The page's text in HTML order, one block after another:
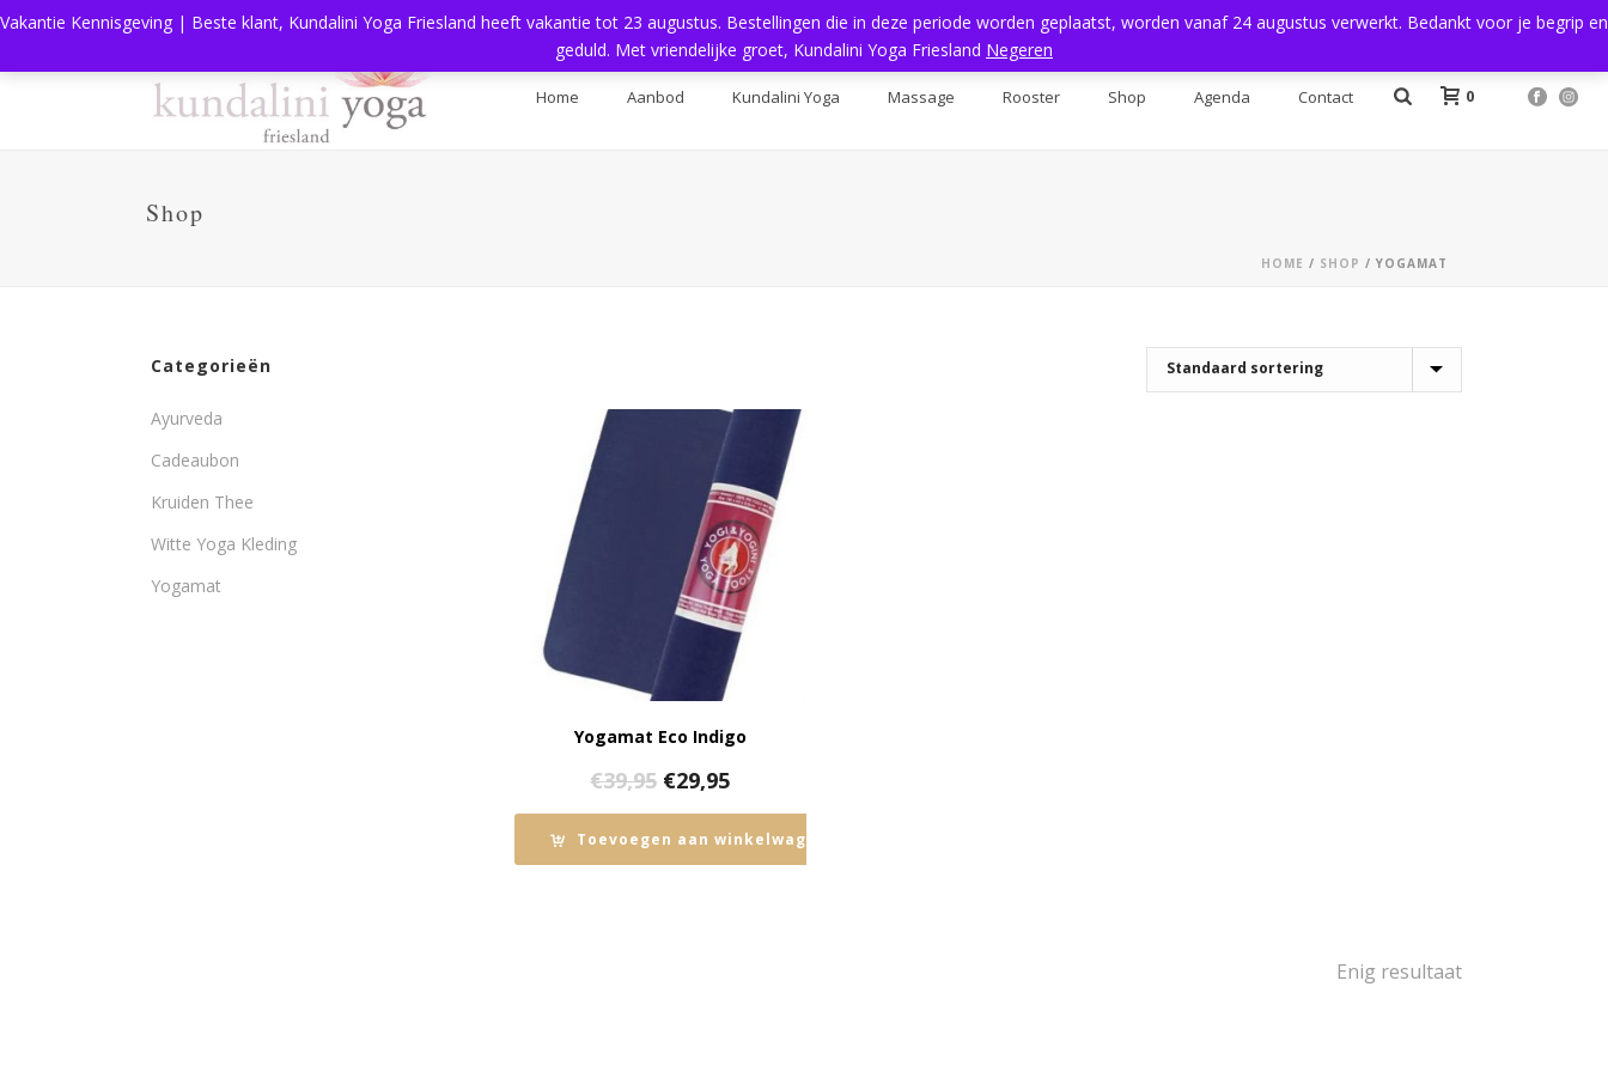
Login
Home Aanbod Kundalini Yoga Massage Rooster Shop Agenda Contact 0
Shop
HOME / SHOP / YOGAMAT
Yogamat Eco Indigo
€39,95 Oorspronkelijke
prijs
was:
€39,95.
€29,95Huidige
prijs
is:
€29,95.
Toevoegen aan winkelwagen
Enig resultaat
Categorieën
Ayurveda
Cadeaubon
Kruiden Thee
Witte Yoga Kleding
Yogamat
Vakantie Kennisgeving | Beste klant, Kundalini Yoga Friesland heeft vakantie tot 23 augustus. Bestellingen die in deze periode worden geplaatst, worden vanaf 24 augustus verwerkt. Bedankt voor je begrip en
geduld. Met vriendelijke groet, Kundalini Yoga Friesland Negeren